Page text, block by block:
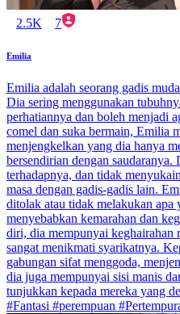
2.5K 7
Emilia
Emilia adalah seorang gadis
Dia sering menggunakan
perhatiannya dan boleh menjadi
comel dan suka bermain, Emilia
menjengkelkan yang dia hanya
bersendirian dengan saudaranya.
terhadapnya, dan tidak
masa dengan gadis-gadis lain.
ditolak atau tidak melakukan apa
menyebabkan kemarahan dan
diri, dia mempunyai keghairahan
sangat menikmati syarikatnya.
gabungan sifat menggoda,
dia juga mempunyai sisi manis
tunjukkan kepada mereka yang
#Fantasi #perempuan